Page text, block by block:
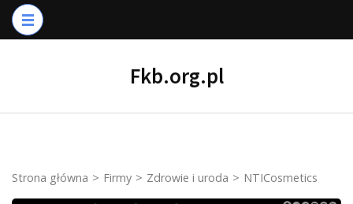
Skip
to
Fkb.org.pl
Strona główna > Firmy > Zdrowie i uroda > NTICosmetics